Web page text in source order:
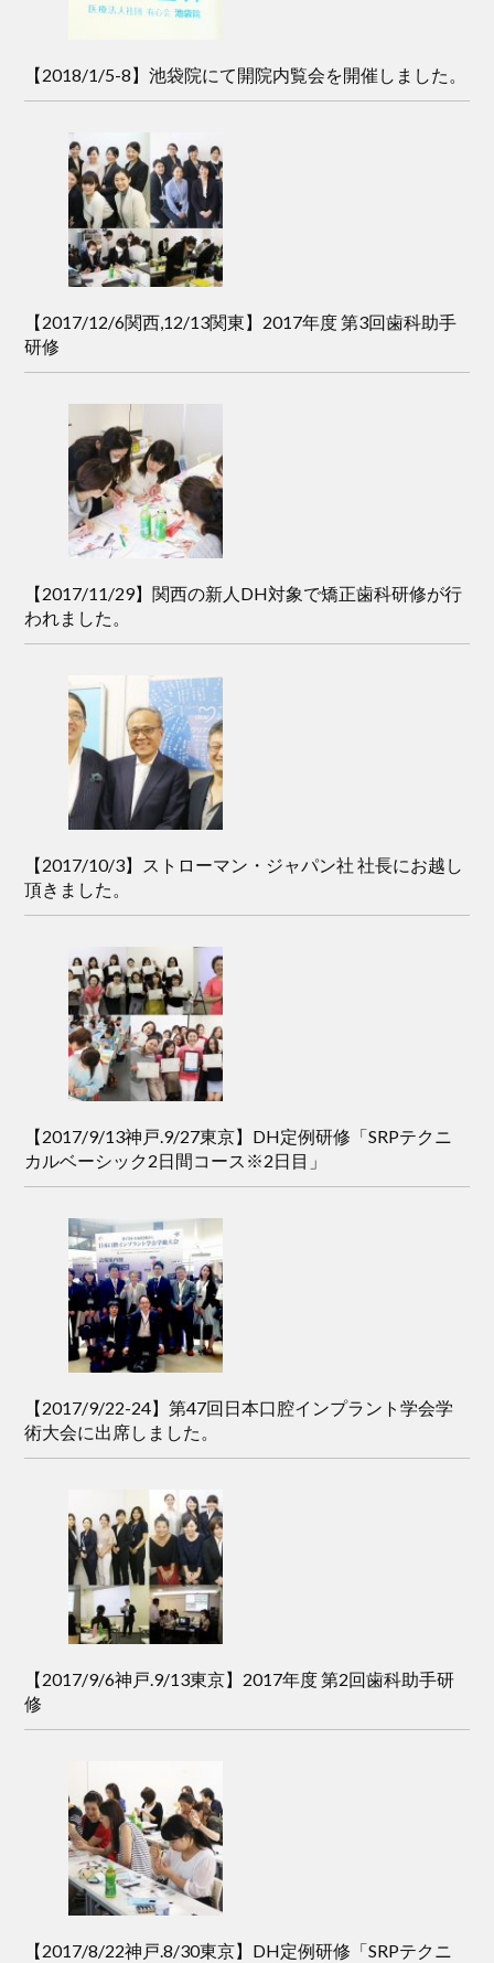
【2018/1/5-8】池袋院にて開院内覧会を開催しました。
【2017/12/6関西,12/13関東】2017年度 第3回歯科助手
研修
【2017/11/29】関西の新人DH対象で矯正歯科研修が行
われました。
【2017/10/3】ストローマン・ジャパン社 社長にお越し
頂きました。
【2017/9/13神戸.9/27東京】DH定例研修「SRPテクニ
カルベーシック2日間コース※2日目」
【2017/9/22-24】第47回日本口腔インプラント学会学
術大会に出席しました。
【2017/9/6神戸.9/13東京】2017年度 第2回歯科助手研
修
【2017/8/22神戸.8/30東京】DH定例研修「SRPテクニ